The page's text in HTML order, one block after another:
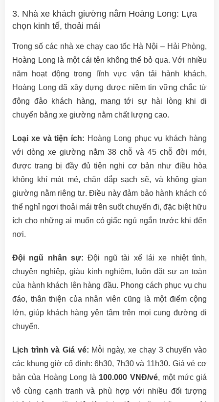
3. Nhà xe khách giường nằm Hoàng Long: Lựa
chọn kinh tế, thoải mái
Trong số các nhà xe chạy cao tốc Hà Nội – Hải Phòng,
Hoàng Long là một cái tên không thể bỏ qua. Với nhiều
năm hoạt động trong lĩnh vực vận tải hành khách,
Hoàng Long đã xây dựng được niềm tin vững chắc từ
đông đảo khách hàng, mang tới sự hài lòng khi di
chuyển bằng xe giường nằm chất lượng cao.
Loại xe và tiện ích: Hoàng Long phục vụ khách hàng
với dòng xe giường nằm 38 chỗ và 45 chỗ đời mới,
được trang bị đầy đủ tiện nghi cơ bản như điều hòa
không khí mát mẻ, chăn đắp sạch sẽ, và không gian
giường nằm riêng tư. Điều này đảm bảo hành khách có
thể nghỉ ngơi thoải mái trên suốt chuyến đi, đặc biệt hữu
ích cho những ai muốn có giấc ngủ ngắn trước khi đến
nơi.
Đội ngũ nhân sự: Đội ngũ tài xế lái xe nhiệt tình,
chuyên nghiệp, giàu kinh nghiệm, luôn đặt sự an toàn
của hành khách lên hàng đầu. Phong cách phục vụ chu
đáo, thân thiện của nhân viên cũng là một điểm cộng
lớn, giúp khách hàng yên tâm trên mọi cung đường di
chuyển.
Lịch trình và Giá vé: Mỗi ngày, xe chạy 3 chuyến vào
các khung giờ cố định: 6h30, 7h30 và 11h30. Giá vé cơ
bản của Hoàng Long là 100.000 VNĐ/vé, một mức giá
vô cùng cạnh tranh và phù hợp với nhiều đối tượng